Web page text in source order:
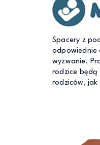
Spacery z
odpowiednie
wyzwanie.
rodzice będą
rodziców, jak